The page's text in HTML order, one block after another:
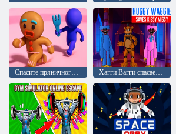
Спасите пряничного человечка Хагги Вагги спасает Кисси Мисси